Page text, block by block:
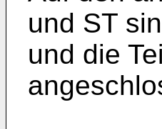
und ST
und die